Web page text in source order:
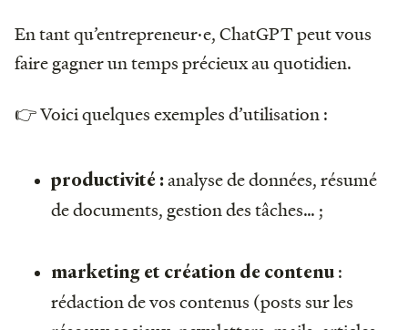
En tant qu’entrepreneur·e, ChatGPT peut vous
faire gagner un temps précieux au quotidien.
👉 Voici quelques exemples d’utilisation :
productivité :analyse de données, résumé
de documents, gestion des tâches… ;
marketing et création de contenu :
rédaction de vos contenus (posts sur les